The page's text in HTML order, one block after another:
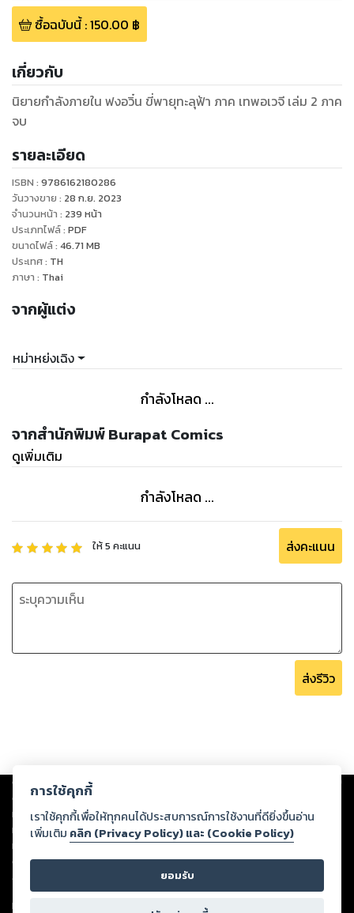
ซื้อฉบับนี้:150.00 ฿
เกี่ยวกับ
นิยายกำลังภายใน ฟงอวิ๋น ขี่พายุทะลุฟ้า ภาค เทพอเวจี เล่ม 2 ภาค
จบ
รายละเอียด
ISBN : 9786162180286
วันวางขาย : 28 ก.ย. 2023
จำนวนหน้า : 239 หน้า
ประเภทไฟล์: PDF
ขนาดไฟล์: 46.71 MB
ประเทศ: TH
ภาษา : Thai
จากผู้แต่ง
หม่าหย่งเฉิง
กำลังโหลด ...
จากสำนักพิมพ์ Burapat Comics
ดูเพิ่มเติม
กำลังโหลด ...
ให้5 คะแนน ส่งคะแนน
ส่งรีวิว
Copyright © 2026
ต่อผลงานหรือเนื้อหาใดที่อัปโหลดผ่านเว็บไซต์และปรากฏว่าละเมิดสิทธิใน
ทรัพย์สินทางปัญญาของบุคคลอื่นหรือขัดต่อกฎหมายและศีลธรรม ดังนั้น ผู้อ่าน
ทุกท่านโปรดใช้วิจารณญาณในการกลั่นกรองด้วยตนเอง และหากท่านพบว่าส่วน
หนึ่งส่วนใดขัดต่อกฎหมายและศีลธรรม กรุณาแจ้งมายังบริษัท เพื่อทีมงานจะได้
ดำเนินการในทันที ทั้งนี้ ทางสตอรี่ล็อกขอสงวนลิขสิทธิ์ตามพระราชบัญญัติ
ลิขสิทธิ์ พ.ศ. 2537 (ฉบับล่าสุด)
For support: member@ookbee.com
การใช้คุกกี้
เราใช้คุกกี้เพื่อให้ทุกคนได้ประสบการณ์การใช้งานที่ดียิ่งขึ้นอ่าน
เพิ่มเติม คลิก (Privacy Policy) และ (Cookie Policy)
ยอมรับ